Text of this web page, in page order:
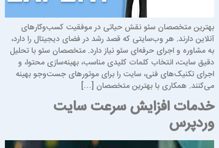
بهترین متخصصان سئو نقش حیاتی در موفقیت کسب‌وکارهای
آنلاین دارند. هر وب‌سایتی که قصد رشد در فضای دیجیتال را دارد،
به مشاوره و اجرای حرفه‌ای سئو نیاز دارد. متخصصان سئو با تحلیل
دقیق سایت، انتخاب کلمات کلیدی مناسب، بهینه‌سازی محتوا، و
اجرای تکنیک‌های فنی، سایت را برای موتورهای جست‌وجو بهینه
می‌کنند. همکاری با بهترین متخصصان […]
خدمات افزایش سرعت سایت
وردپرس